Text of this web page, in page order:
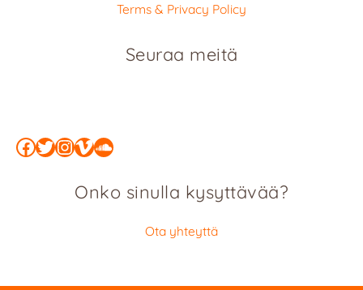
Terms & Privacy Policy
Seuraa meitä
Facebook
Twitter
Instagram
Vimeo
SoundCloud
Onko sinulla kysyttävää?
Ota yhteyttä